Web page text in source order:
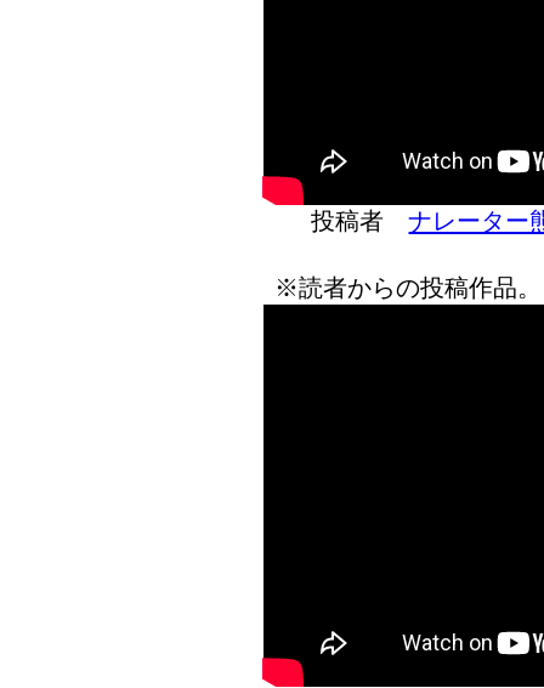
投稿者ナレーター
※読者からの投稿作品